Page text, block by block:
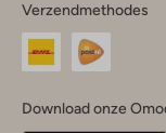
je
land
Nederland
Belgique
Verzendmethodes
Download onze